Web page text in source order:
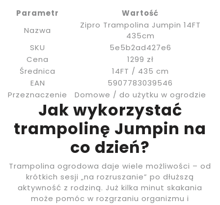
Parametr
Wartość
Nazwa
Zipro Trampolina Jumpin 14FT
435cm
SKU
5e5b2ad427e6
Cena
1299 zł
Średnica
14FT / 435 cm
EAN
5907783039546
Przeznaczenie
Domowe / do użytku w ogrodzie
Jak wykorzystać
trampolinę Jumpin na
co dzień?
Trampolina ogrodowa daje wiele możliwości – od
krótkich sesji „na rozruszanie” po dłuższą
aktywność z rodziną. Już kilka minut skakania
może pomóc w rozgrzaniu organizmu i